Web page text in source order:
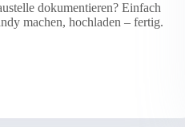
dokumentieren? Einfach
machen, hochladen – fertig.